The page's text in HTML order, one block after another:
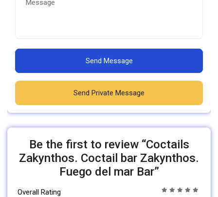
Send Message
Send Private Message
Be the first to review “Coctails
Zakynthos. Coctail bar Zakynthos.
Fuego del mar Bar”
Overall Rating